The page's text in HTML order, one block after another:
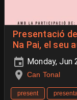
Presentació
Na Pai, el seu
Monday, Jun
Can Tonal
present